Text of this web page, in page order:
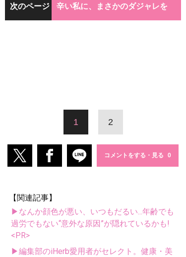
次のページ 辛い私に、まさかのダジャレを
1 2
コメントをする・見る
【関連記事】
▶なんか顔色が悪い、いつもだるい...年齢でも
過労でもない“意外な原因”が隠れているかも!
<PR>
▶編集部のiHerb愛用者がセレクト。健康・美